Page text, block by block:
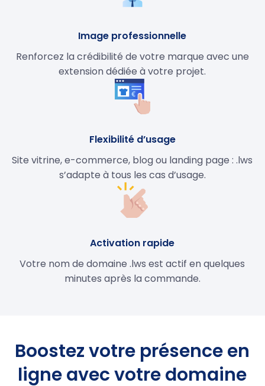
Image professionnelle
Renforcez la crédibilité de votre marque avec une
extension dédiée à votre projet.
Flexibilité d’usage
Site vitrine, e-commerce, blog ou landing page : .lws
s’adapte à tous les cas d’usage.
Activation rapide
Votre nom de domaine .lws est actif en quelques
minutes après la commande.
Boostez votre présence en
ligne avec votre domaine